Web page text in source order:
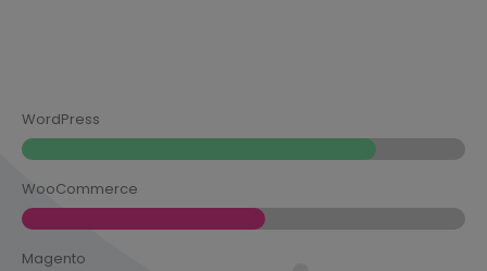
WordPress
WooCommerce
Magento